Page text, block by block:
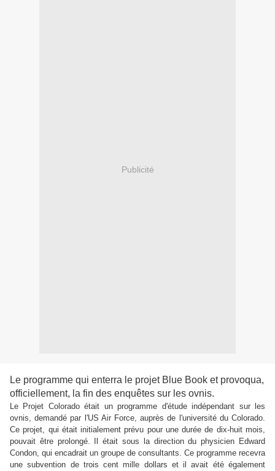
Publicité
Le programme qui enterra le projet Blue Book et provoqua,
officiellement, la fin des enquêtes sur les ovnis.
Le Projet Colorado était un programme d'étude indépendant sur les
ovnis, demandé par l'US Air Force, auprès de l'université du Colorado.
Ce projet, qui était initialement prévu pour une durée de dix-huit mois,
pouvait être prolongé. Il était sous la direction du physicien Edward
Condon, qui encadrait un groupe de consultants. Ce programme recevra
une subvention de trois cent mille dollars et il avait été également